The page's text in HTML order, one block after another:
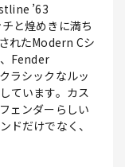
’63
と煌めきに満ち
れたModern Cシ
Fender
ラシックなルッ
ています。カス
ェンダーらしい
ドだけでなく、